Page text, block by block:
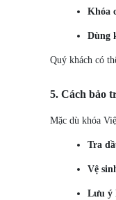
Khóa
Dùng
Quý khách có
5. Cách bảo
Mặc dù khóa
Tra
Vệ
Lưu ý